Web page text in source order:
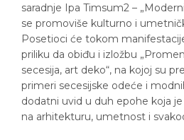
saradnje Ipa Timsum2 –
se promoviše kulturno i
Posetioci će tokom
priliku da obiđu i izložbu
secesija, art deko“, na kojoj su
primeri secesijske odeće i
dodatni uvid u duh epohe koja
na arhitekturu, umetnost i